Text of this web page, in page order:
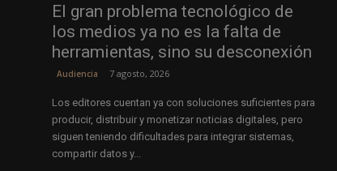
El gran problema tecnológico de
los medios ya no es la falta de
herramientas, sino su desconexión
Audiencia 7 agosto, 2026
Los editores cuentan ya con soluciones suficientes para
producir, distribuir y monetizar noticias digitales, pero
siguen teniendo dificultades para integrar sistemas,
compartir datos y...